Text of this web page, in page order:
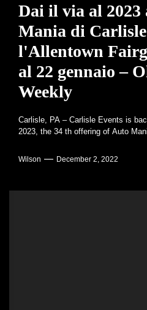
Dai il via al
Mania di
l'Allentown
al 22 gennaio –
Weekly
Carlisle, PA – Carlisle Events is
2023, the 34 th offering of Auto
Wilson December 2, 2022